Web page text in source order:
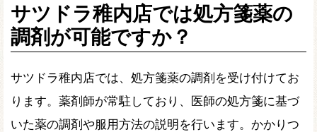
サツドラ稚内店では処方箋薬の
調剤が可能ですか？
サツドラ稚内店では、処方箋薬の調剤を受け付けてお
ります。薬剤師が常駐しており、医師の処方箋に基づ
いた薬の調剤や服用方法の説明を行います。かかりつ